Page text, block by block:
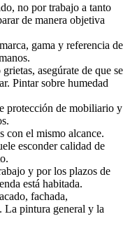
no por trabajo a tanto
de manera objetiva
gama y referencia de
asegúrate de que se
Pintar sobre humedad
protección de mobiliario y
con el mismo alcance.
esconder calidad de
y por los plazos de
está habitada.
fachada,
La pintura general y la